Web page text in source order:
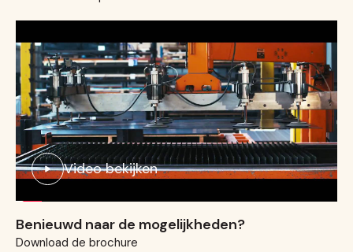
Video bekijken
Benieuwd naar de mogelijkheden?
Download de brochure